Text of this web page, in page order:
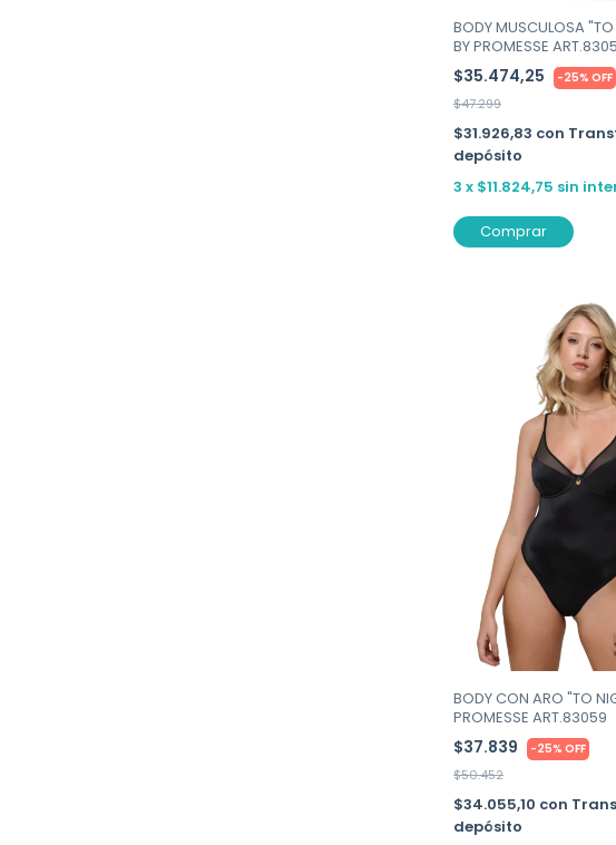
BODY MUSCULOSA
BY PROMESSE
$35.474,25 -25% OFF
$47.299
$31.926,83 con
depósito
3 x $11.824,75 sin
Comprar
BODY CON ARO "TO
PROMESSE ART.83059
$37.839 -25% OFF
$50.452
$34.055,10 con
depósito